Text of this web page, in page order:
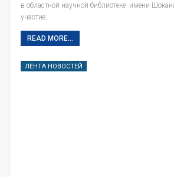
в областной научной библиотеке имени
участие…
READ MORE...
ЛЕНТА НОВОСТЕЙ